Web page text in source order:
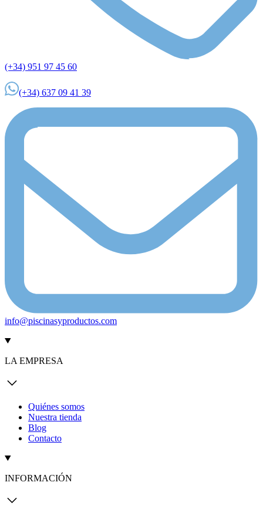
(+34) 951 97 45 60
(+34) 637 09 41 39
info@piscinasyproductos.com
LA EMPRESA
Quiénes somos
Nuestra tienda
Blog
Contacto
INFORMACIÓN